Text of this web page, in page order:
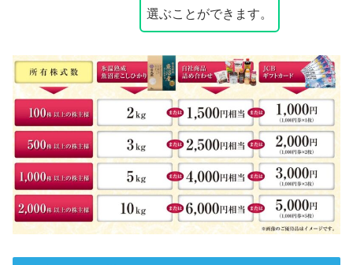
選ぶことができます。